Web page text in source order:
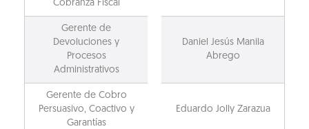
Cobranza Fiscal
Gerente de
Devoluciones y
Procesos
Administrativos
Daniel Jesús Manila
Abrego
Gerente de Cobro
Persuasivo, Coactivo y
Garantías
Eduardo Jolly Zarazua